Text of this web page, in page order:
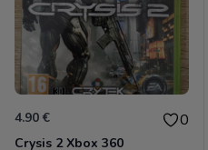
4.90 € 0
Crysis 2 Xbox 360